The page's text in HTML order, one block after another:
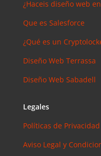
¿Haceis diseño web
Que es Salesforce
¿Qué es un
Diseño Web Terrassa
Diseño Web Sabadell
Legales
Políticas de Privacidad
Aviso Legal y